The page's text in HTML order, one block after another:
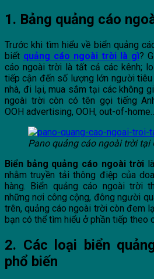
1. Bảng quảng cáo
Trước khi tìm hiểu về biển quảng
biết quảng cáo ngoài trời là gì?
cáo ngoài trời là tất cả các kênh;
tiếp cận đến số lượng lớn người
nhà, đi lại, mua sắm tại các không
ngoài trời còn có tên gọi tiếng
OOH advertising, OOH, out-of-home…
Pano quảng cáo ngoài trời tại
Biển bảng quảng cáo ngoài trời
nhằm truyền tải thông điệp của
hàng. Biển quảng cáo ngoài trời
những nơi công cộng, đông người
trên, quảng cáo ngoài trời còn đem
bạn có thể tìm hiểu ở phần tiếp theo
2. Các loại biển
phổ biến